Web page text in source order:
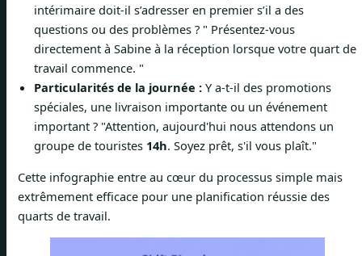
intérimaire doit-il s’adresser en premier s’il a des
questions ou des problèmes ? " Présentez-vous
directement à Sabine à la réception lorsque votre quart de
travail commence. "
Particularités de la journée : Y a-t-il des promotions
spéciales, une livraison importante ou un événement
important ? "Attention, aujourd'hui nous attendons un
groupe de touristes 14h. Soyez prêt, s'il vous plaît."
Cette infographie entre au cœur du processus simple mais
extrêmement efficace pour une planification réussie des
quarts de travail.